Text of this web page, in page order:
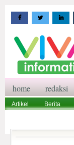
home redaksi
Artikel Berita